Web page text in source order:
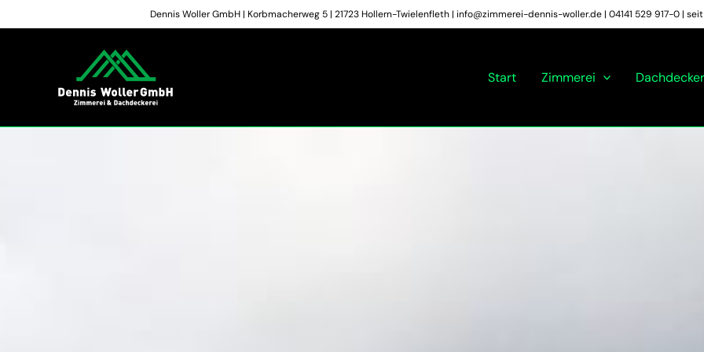
Inhalt
Dennis Woller GmbH | Korbmacherweg 5 | 21723 Hollern-Twielenfleth | info@zimmerei-dennis-woller.de | 04141 529 917-0 |
Start Zimmerei